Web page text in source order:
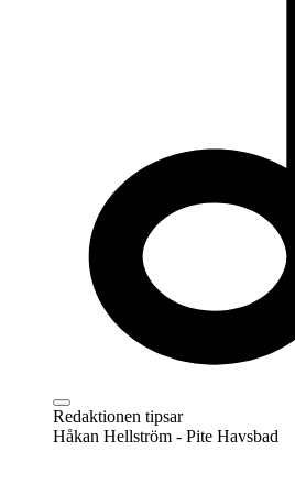
Redaktionen tipsar
Håkan Hellström - Pite Havsbad